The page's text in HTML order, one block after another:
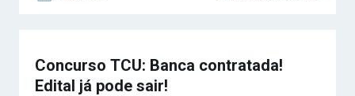
Concurso TCU: Banca contratada!
Edital já pode sair!